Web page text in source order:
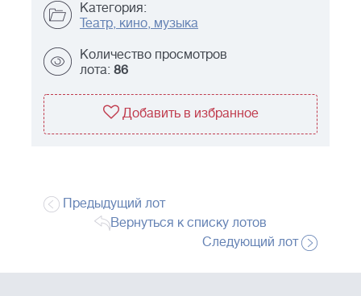
Категория:
Театр, кино, музыка
Количество просмотров
лота: 86
Добавить в избранное
Предыдущий лот
Вернуться к списку лотов
Следующий лот